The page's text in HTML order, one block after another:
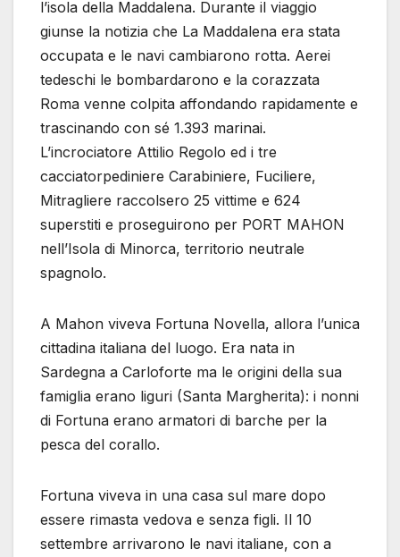
l’isola della Maddalena. Durante il viaggio
giunse la notizia che La Maddalena era stata
occupata e le navi cambiarono rotta. Aerei
tedeschi le bombardarono e la corazzata
Roma venne colpita affondando rapidamente e
trascinando con sé 1.393 marinai.
L’incrociatore Attilio Regolo ed i tre
cacciatorpediniere Carabiniere, Fuciliere,
Mitragliere raccolsero 25 vittime e 624
superstiti e proseguirono per PORT MAHON
nell’Isola di Minorca, territorio neutrale
spagnolo.
A Mahon viveva Fortuna Novella, allora l’unica
cittadina italiana del luogo. Era nata in
Sardegna a Carloforte ma le origini della sua
famiglia erano liguri (Santa Margherita): i nonni
di Fortuna erano armatori di barche per la
pesca del corallo.
Fortuna viveva in una casa sul mare dopo
essere rimasta vedova e senza figli. Il 10
settembre arrivarono le navi italiane, con a